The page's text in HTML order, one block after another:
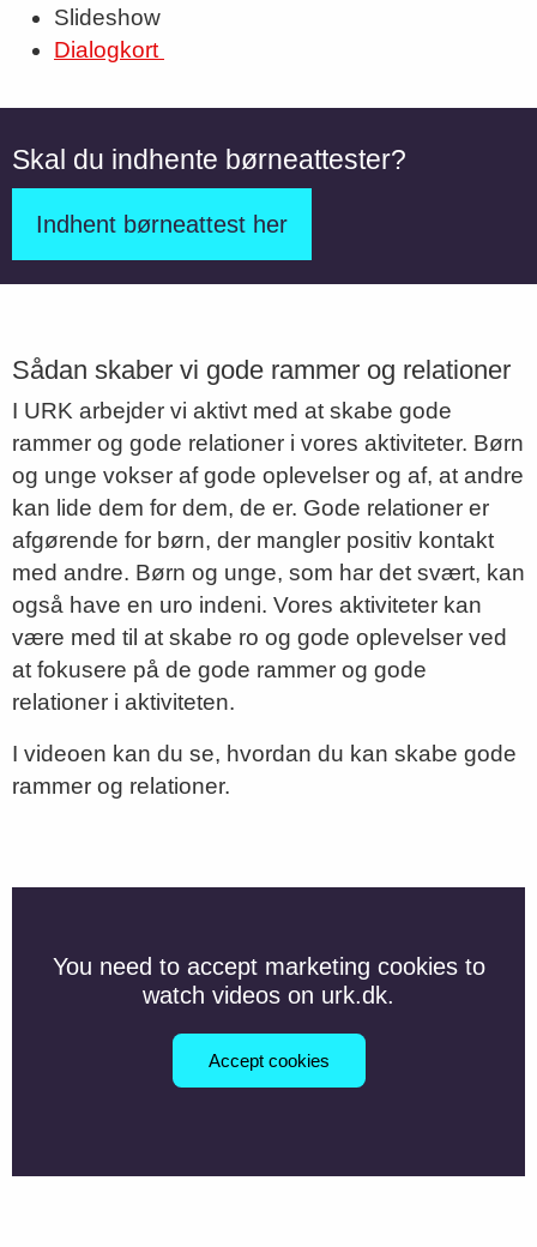
Slideshow
Dialogkort
Skal du indhente børneattester?
Indhent børneattest her
Sådan skaber vi gode rammer og relationer
I URK arbejder vi aktivt med at skabe gode
rammer og gode relationer i vores aktiviteter. Børn
og unge vokser af gode oplevelser og af, at andre
kan lide dem for dem, de er. Gode relationer er
afgørende for børn, der mangler positiv kontakt
med andre. Børn og unge, som har det svært, kan
også have en uro indeni. Vores aktiviteter kan
være med til at skabe ro og gode oplevelser ved
at fokusere på de gode rammer og gode
relationer i aktiviteten.
I videoen kan du se, hvordan du kan skabe gode
rammer og relationer.
You need to accept marketing cookies to
watch videos on urk.dk.
Accept cookies